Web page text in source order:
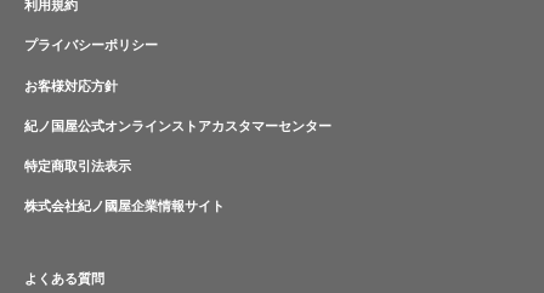
利用規約
プライバシーポリシー
お客様対応方針
紀ノ国屋公式オンラインストアカスタマーセンター
特定商取引法表示
株式会社紀ノ國屋企業情報サイト
よくある質問